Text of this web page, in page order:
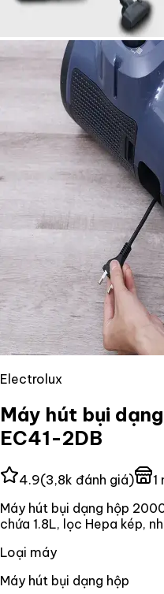
Electrolux
Máy hút bụi
EC41-2DB
4.9(3,8k đánh giá) 1
Máy hút bụi dạng hộp
chứa 1.8L, lọc Hepa kép,
Loại máy
Máy hút bụi dạng hộp